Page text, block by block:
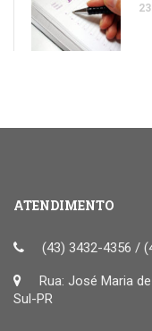
23
ATENDIMENTO
(43) 3432-4356 /
Rua: José Maria
Sul-PR